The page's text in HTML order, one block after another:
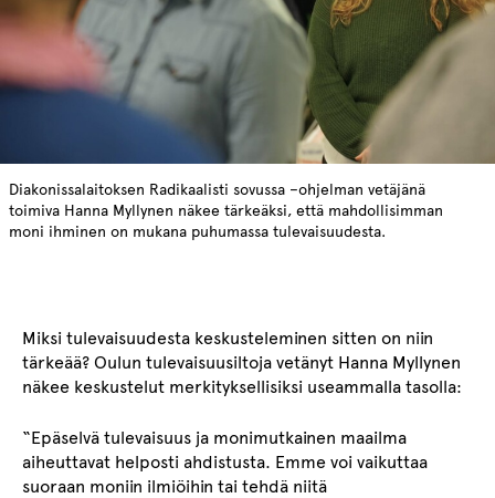
Diakonissalaitoksen Radikaalisti sovussa –ohjelman vetäjänä
toimiva Hanna Myllynen näkee tärkeäksi, että mahdollisimman
moni ihminen on mukana puhumassa tulevaisuudesta.
Miksi tulevaisuudesta keskusteleminen sitten on niin
tärkeää? Oulun tulevaisuusiltoja vetänyt Hanna Myllynen
näkee keskustelut merkityksellisiksi useammalla tasolla:
“Epäselvä tulevaisuus ja monimutkainen maailma
aiheuttavat helposti ahdistusta. Emme voi vaikuttaa
suoraan moniin ilmiöihin tai tehdä niitä